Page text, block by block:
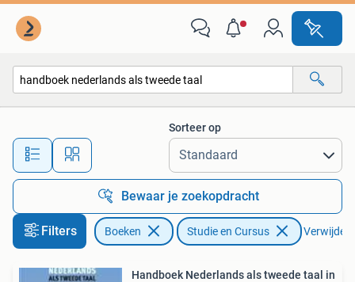
Alle afstanden…
Sorteer op
Bewaar je zoekopdracht
Filters Boeken Studie en Cursus Verwijder
Handboek Nederlands als tweede taal in